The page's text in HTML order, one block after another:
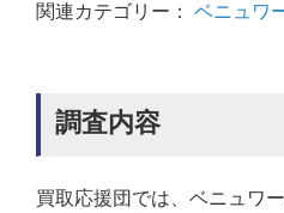
関連カテゴリー： ベニュワ
調査内容
買取応援団では、ベニュワ